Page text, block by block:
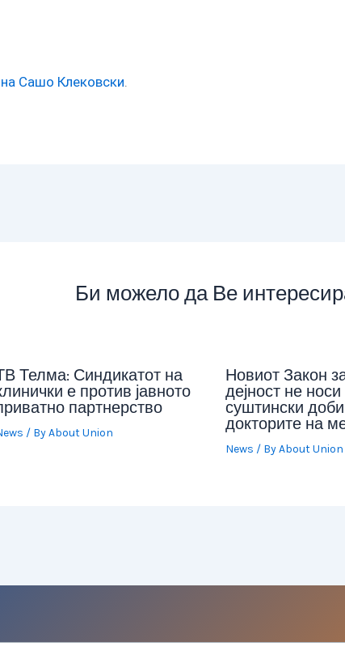
Сашо Клековски.
Би можело да Ве
Телма: Синдикатот на
е против јавното
партнерство
/ ByAbout Union
Новиот Закон
дејност не
суштински
докторите на
News / ByAbout Union